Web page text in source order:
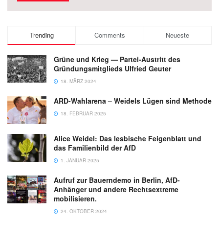
Trending Comments Neueste
Grüne und Krieg — Partei-Austritt des
Gründungsmitglieds Ulfried Geuter
18. MÄRZ 2024
ARD-Wahlarena – Weidels Lügen sind Methode
18. FEBRUAR 2025
Alice Weidel: Das lesbische Feigenblatt und
das Familienbild der AfD
1. JANUAR 2025
Aufruf zur Bauerndemo in Berlin, AfD-
Anhänger und andere Rechtsextreme
mobilisieren.
24. OKTOBER 2024